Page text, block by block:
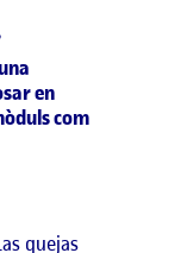
en
com
quejas